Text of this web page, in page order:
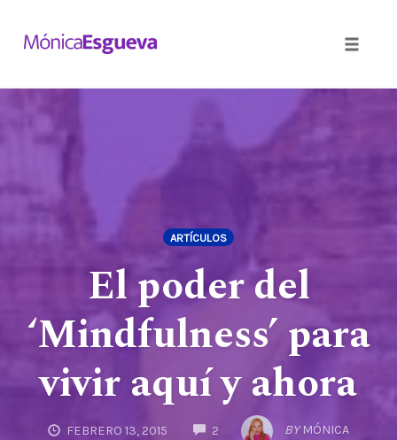
ARTÍCULOS
El poder del
‘Mindfulness’ para
vivir aquí y ahora
FEBRERO 13, 2015 2 COMMENTSBY MÓNICA